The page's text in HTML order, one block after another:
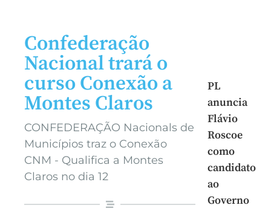
Confederação
Nacional trará o
curso Conexão a
Montes Claros
CONFEDERAÇÃO Nacionals de
Municípios traz o Conexão
CNM - Qualifica a Montes
Claros no dia 12
PL
anuncia
Flávio
Roscoe
como
candidato
ao
Governo